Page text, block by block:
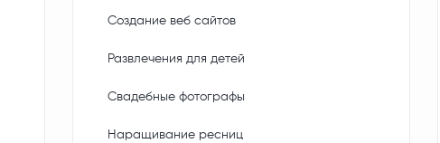
Создание веб сайтов
Развлечения для детей
Свадебные фотографы
Наращивание ресниц